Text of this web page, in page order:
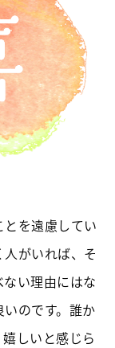
を遠慮してい
がいれば、そ
い理由にはな
のです。誰か
しいと感じら